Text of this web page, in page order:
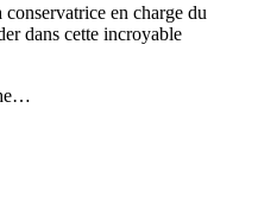
en charge du
dans cette incroyable